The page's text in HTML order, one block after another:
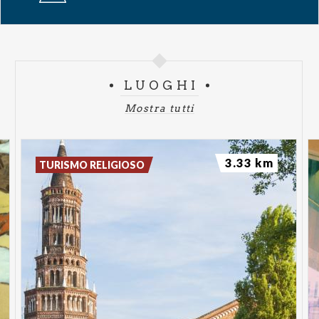
pretty sad for a girl so in love, ha debuttato al primo
Rodrigo la prima artista a debuttare al numero 1
con il singolo principale di tutti i suoi album in studio.
È inoltre l'unica artista nata in questo secolo con più
numeri 1 nella Hot 100 (“drop dead”, “vampire”,
“good 4 u”, “drivers license”). Il nuovo album
presenta un sound più maturo, ampio e ispirato, pur
mantenendo la sensibilità e l'originalità che
caratterizzano i suoi lavori precedenti.
LUOGHI
Mostra tutti
TURISMO RELIGIOSO 3.33 km